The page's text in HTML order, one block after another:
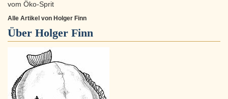
vom Öko-Sprit
Alle Artikel von Holger Finn
Über Holger Finn